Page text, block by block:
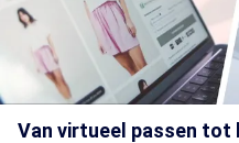
Van virtueel passen tot